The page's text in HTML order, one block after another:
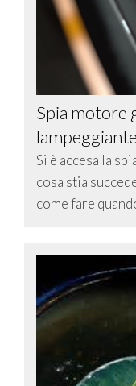
Spia motore
Si è accesa la
cosa stia
come fare